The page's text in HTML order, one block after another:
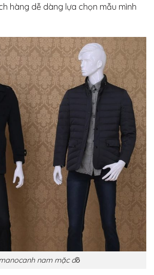
hàng dễ dàng lựa chọn mẫu mình
nam mặc đồ